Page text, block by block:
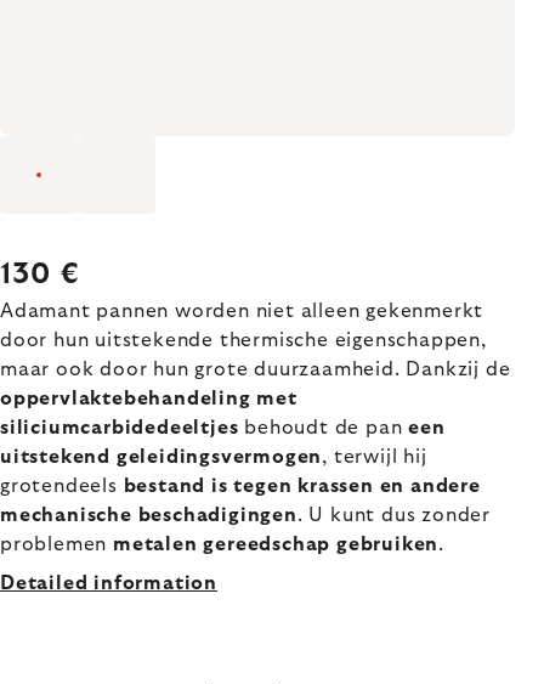
130 €
Adamant pannen worden niet alleen gekenmerkt
door hun uitstekende thermische eigenschappen,
maar ook door hun grote duurzaamheid. Dankzij de
oppervlaktebehandeling met
siliciumcarbidedeeltjes behoudt de paneen
uitstekend geleidingsvermogen, terwijl hij
grotendeels
bestand is tegen krassen en andere
mechanische beschadigingen. U kunt dus zonder
problemen metalen gereedschap gebruiken.
Detailed information